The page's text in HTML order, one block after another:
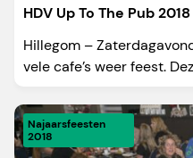
HDV Up To The Pub 2018
Hillegom –
vele cafe’s weer feest.
Najaarsfeesten
2018